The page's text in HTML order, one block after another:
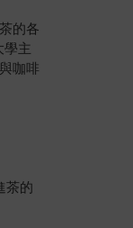
的各
主
咖啡
茶的